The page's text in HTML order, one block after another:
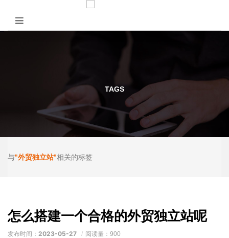
TAGS
与"外贸独立站"相关的标签
怎么搭建一个合格的外贸独立站呢
发布时间： 2023-05-27 阅读量：900